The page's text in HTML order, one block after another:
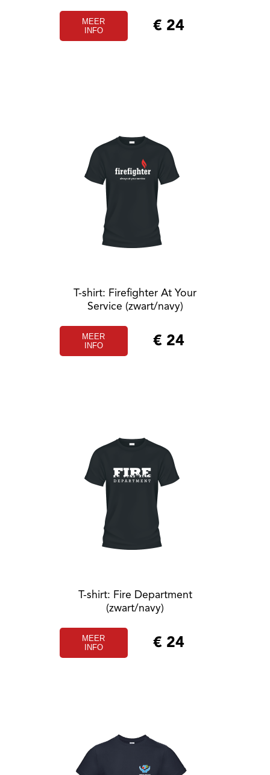
MEER
INFO
€ 24
T-shirt: Firefighter At Your
Service (zwart/navy)
MEER
INFO
€ 24
T-shirt: Fire Department
(zwart/navy)
MEER
INFO
€ 24